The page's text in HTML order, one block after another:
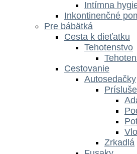
Intímna
Inkontinenčné
Pre bábätká
Cesta k dieťatku
Tehotenstvo
Cestovanie
Autosedačky
Zrkadlá